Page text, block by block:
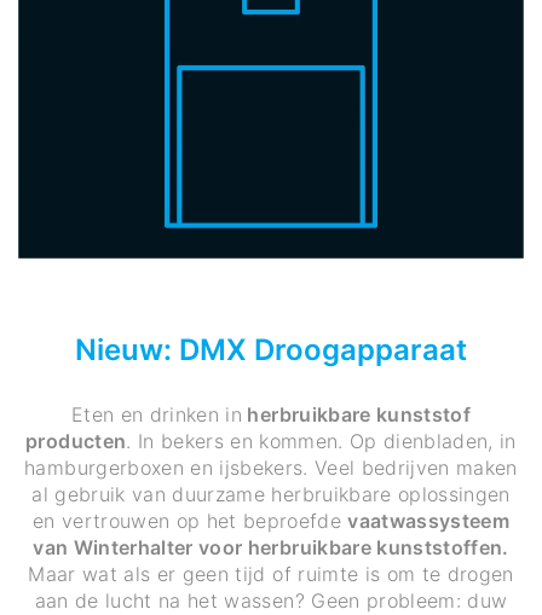
Nieuw: DMX Droogapparaat
Eten en drinken in herbruikbare kunststof
producten. In bekers en kommen. Op dienbladen, in
hamburgerboxen en ijsbekers. Veel bedrijven maken
al gebruik van duurzame herbruikbare oplossingen
en vertrouwen op het beproefdevaatwassysteem
van Winterhalter voor herbruikbare kunststoffen.
Maar wat als er geen tijd of ruimte is om te drogen
aan de lucht na het wassen? Geen probleem: duw